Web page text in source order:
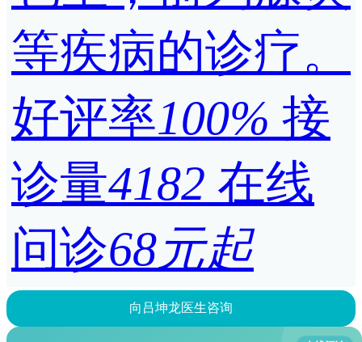
等疾病的诊疗。
好评率100% 接
诊量4182 在线
问诊68元起
向吕坤龙医生咨询